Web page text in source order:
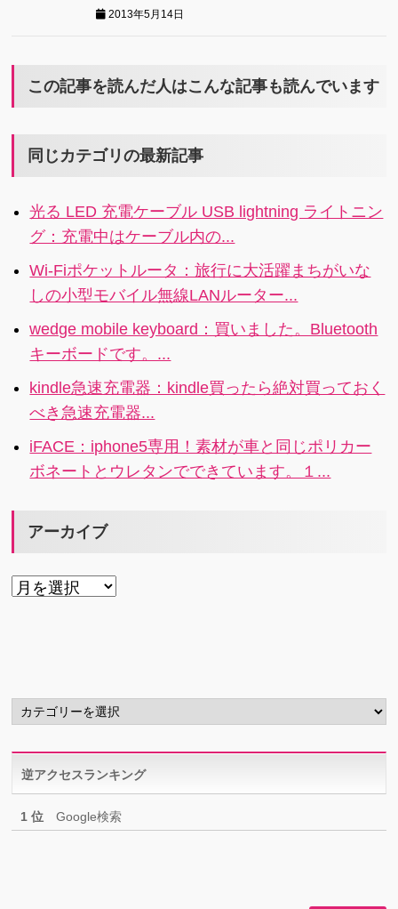
2013年5月14日
この記事を読んだ人はこんな記事も読んでいます
同じカテゴリの最新記事
光る LED 充電ケーブル USB lightning ライトニン
グ：充電中はケーブル内の...
Wi-Fiポケットルータ：旅行に大活躍まちがいな
しの小型モバイル無線LANルーター...
wedge mobile keyboard：買いました。Bluetooth
キーボードです。...
kindle急速充電器：kindle買ったら絶対買っておく
べき急速充電器...
iFACE：iphone5専用！素材が車と同じポリカー
ボネートとウレタンでできています。１...
アーカイブ
ア
カ
テ
リ
ー逆アクセスランキング
1 位 Google検索